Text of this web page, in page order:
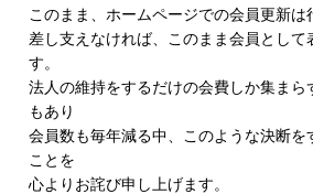
このまま、ホームページでの会員更新は
差し支えなければ、
このまま会員として
す。
法人の維持をするだけの会費しか集まら
もあり
会員数も毎年減る中、
このような決断を
ことを
心よりお詫び申し上げます。